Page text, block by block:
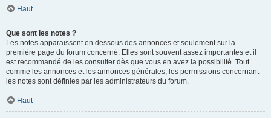
Haut
Que sont les notes ?
Les notes apparaissent en dessous des annonces et seulement sur la
première page du forum concerné. Elles sont souvent assez importantes et il
est recommandé de les consulter dès que vous en avez la possibilité. Tout
comme les annonces et les annonces générales, les permissions concernant
les notes sont définies par les administrateurs du forum.
Haut